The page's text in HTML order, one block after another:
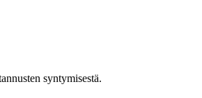
syntymisestä.